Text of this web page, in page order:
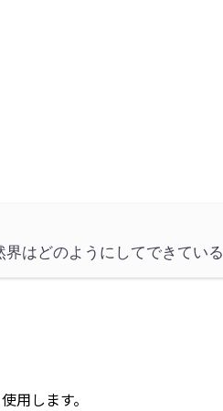
はどのようにしてできてい
用します。